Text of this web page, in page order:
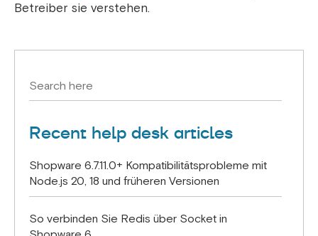
Betreiber sie verstehen.
Recent help desk articles
Shopware 6.7.11.0+ Kompatibilitätsprobleme mit
Node.js 20, 18 und früheren Versionen
So verbinden Sie Redis über Socket in